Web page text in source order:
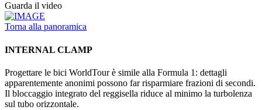
Guarda il video
Torna alla panoramica
INTERNAL CLAMP
Progettare le bici WorldTour è simile alla Formula 1: dettagli
apparentemente anonimi possono far risparmiare frazioni di secondi.
Il bloccaggio integrato del reggisella riduce al minimo la turbolenza
sul tubo orizzontale.